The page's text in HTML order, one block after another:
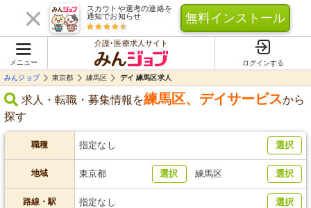
スカウトや選考の連絡を
通知でお知らせ
無料インストール
メニュー
介護･医療求人サイト
ログインする
みんジョブ
東京都 練馬区 デイ 練馬区求人
求人・転職・募集情報を練馬区、 デイサービスから
探す
職種 指定なし 選択
地域 東京都 選択 練馬区 選択
路線・駅 指定なし 選択